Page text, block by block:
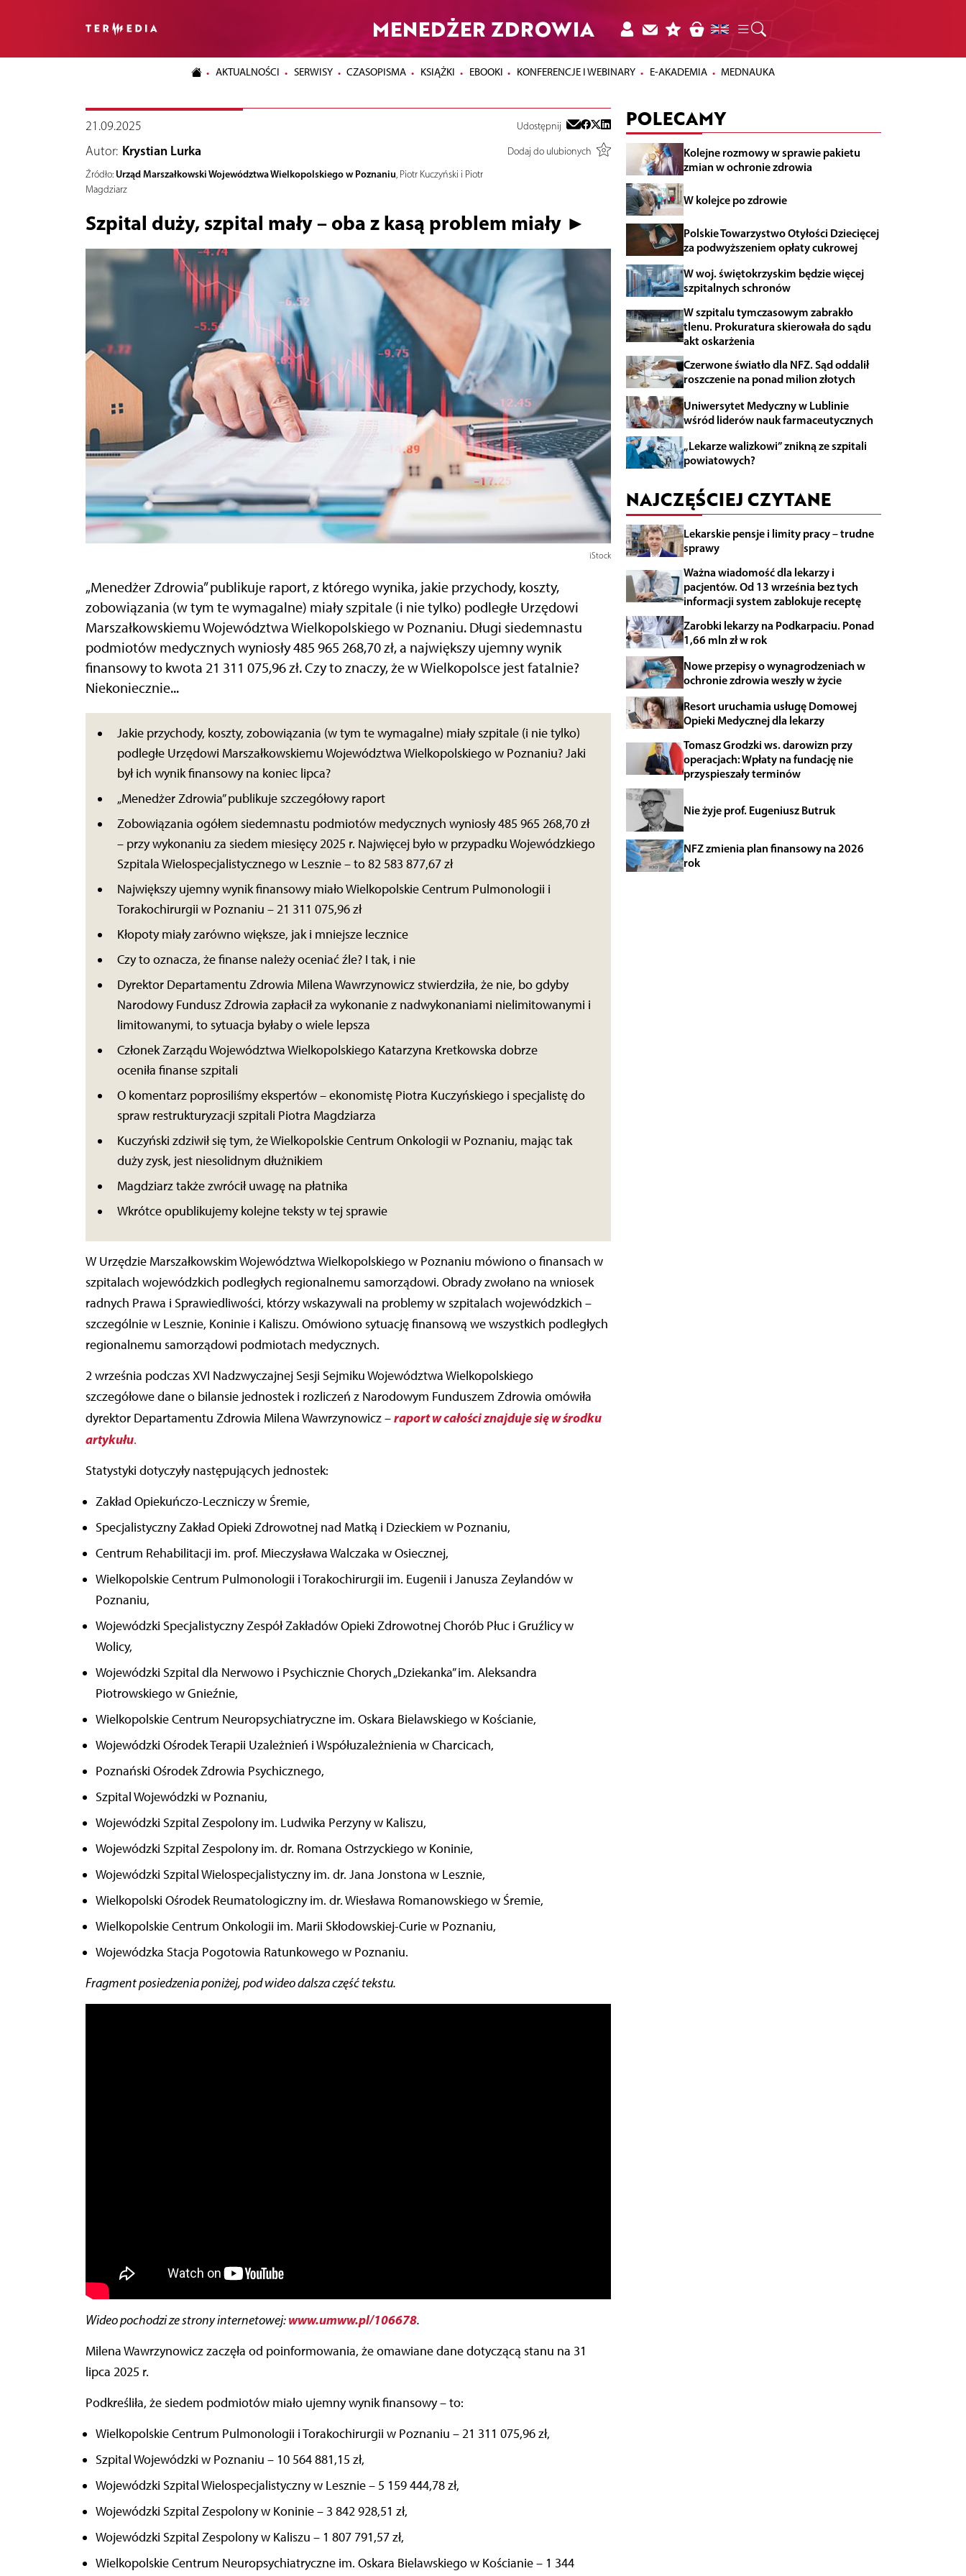
MENEDŻER ZDROWIA
AKTUALNOŚCI SERWISY CZASOPISMA KSIĄŻKI EBOOKI KONFERENCJE I WEBINARY E-AKADEMIA MEDNAUKA
21.09.2025 Udostępnij
Autor: Krystian Lurka
Dodaj do ulubionych
Źródło: Urząd Marszałkowski Województwa Wielkopolskiego w Poznaniu, Piotr Kuczyński i Piotr
Magdziarz
Szpital duży, szpital mały – oba z kasą problem miały ►
iStock
„Menedżer Zdrowia” publikuje raport, z którego wynika, jakie przychody, koszty,
zobowiązania (w tym te wymagalne) miały szpitale (i nie tylko) podległe Urzędowi
Marszałkowskiemu Województwa Wielkopolskiego w Poznaniu. Długi siedemnastu
podmiotów medycznych wyniosły 485 965 268,70 zł, a największy ujemny wynik
finansowy to kwota 21 311 075,96 zł. Czy to znaczy, że w Wielkopolsce jest fatalnie?
Niekoniecznie...
Jakie przychody, koszty, zobowiązania (w tym te wymagalne) miały szpitale (i nie tylko)
podległe Urzędowi Marszałkowskiemu Województwa Wielkopolskiego w Poznaniu? Jaki
był ich wynik finansowy na koniec lipca?
„Menedżer Zdrowia” publikuje szczegółowy raport
Zobowiązania ogółem siedemnastu podmiotów medycznych wyniosły 485 965 268,70 zł
– przy wykonaniu za siedem miesięcy 2025 r. Najwięcej było w przypadku Wojewódzkiego
Szpitala Wielospecjalistycznego w Lesznie – to 82 583 877,67 zł
Największy ujemny wynik finansowy miało Wielkopolskie Centrum Pulmonologii i
Torakochirurgii w Poznaniu – 21 311 075,96 zł
Kłopoty miały zarówno większe, jak i mniejsze lecznice
Czy to oznacza, że finanse należy oceniać źle? I tak, i nie
Dyrektor Departamentu Zdrowia Milena Wawrzynowicz stwierdziła, że nie, bo gdyby
Narodowy Fundusz Zdrowia zapłacił za wykonanie z nadwykonaniami nielimitowanymi i
limitowanymi, to sytuacja byłaby o wiele lepsza
Członek Zarządu Województwa Wielkopolskiego Katarzyna Kretkowska dobrze
oceniła finanse szpitali
O komentarz poprosiliśmy ekspertów – ekonomistę Piotra Kuczyńskiego i specjalistę do
spraw restrukturyzacji szpitali Piotra Magdziarza
Kuczyński zdziwił się tym, że Wielkopolskie Centrum Onkologii w Poznaniu, mając tak
duży zysk, jest niesolidnym dłużnikiem
Magdziarz także zwrócił uwagę na płatnika
Wkrótce opublikujemy kolejne teksty w tej sprawie
W Urzędzie Marszałkowskim Województwa Wielkopolskiego w Poznaniu mówiono o finansach w
szpitalach wojewódzkich podległych regionalnemu samorządowi. Obrady zwołano na wniosek
radnych Prawa i Sprawiedliwości, którzy wskazywali na problemy w szpitalach wojewódzkich –
szczególnie w Lesznie, Koninie i Kaliszu. Omówiono sytuację finansową we wszystkich podległych
regionalnemu samorządowi podmiotach medycznych.
2 września podczas XVI Nadzwyczajnej Sesji Sejmiku Województwa Wielkopolskiego
szczegółowe dane o bilansie jednostek i rozliczeń z Narodowym Funduszem Zdrowia omówiła
dyrektor Departamentu Zdrowia Milena Wawrzynowicz –raport w całości znajduje się w środku
artykułu.
Statystyki dotyczyły następujących jednostek:
Zakład Opiekuńczo-Leczniczy w Śremie,
Specjalistyczny Zakład Opieki Zdrowotnej nad Matką i Dzieckiem w Poznaniu,
Centrum Rehabilitacji im. prof. Mieczysława Walczaka w Osiecznej,
Wielkopolskie Centrum Pulmonologii i Torakochirurgii im. Eugenii i Janusza Zeylandów w
Poznaniu,
Wojewódzki Specjalistyczny Zespół Zakładów Opieki Zdrowotnej Chorób Płuc i Gruźlicy w
Wolicy,
Wojewódzki Szpital dla Nerwowo i Psychicznie Chorych „Dziekanka” im. Aleksandra
Piotrowskiego w Gnieźnie,
Wielkopolskie Centrum Neuropsychiatryczne im. Oskara Bielawskiego w Kościanie,
Wojewódzki Ośrodek Terapii Uzależnień i Współuzależnienia w Charcicach,
Poznański Ośrodek Zdrowia Psychicznego,
Szpital Wojewódzki w Poznaniu,
Wojewódzki Szpital Zespolony im. Ludwika Perzyny w Kaliszu,
Wojewódzki Szpital Zespolony im. dr. Romana Ostrzyckiego w Koninie,
Wojewódzki Szpital Wielospecjalistyczny im. dr. Jana Jonstona w Lesznie,
Wielkopolski Ośrodek Reumatologiczny im. dr. Wiesława Romanowskiego w Śremie,
Wielkopolskie Centrum Onkologii im. Marii Skłodowskiej-Curie w Poznaniu,
Wojewódzka Stacja Pogotowia Ratunkowego w Poznaniu.
Fragment posiedzenia poniżej, pod wideo dalsza część tekstu.
Wideo pochodzi ze strony internetowej:www.umww.pl/106678.
Milena Wawrzynowicz zaczęła od poinformowania, że omawiane dane dotyczącą stanu na 31
lipca 2025 r.
Podkreśliła, że siedem podmiotów miało ujemny wynik finansowy – to:
Wielkopolskie Centrum Pulmonologii i Torakochirurgii w Poznaniu – 21 311 075,96 zł,
Szpital Wojewódzki w Poznaniu – 10 564 881,15 zł,
Wojewódzki Szpital Wielospecjalistyczny w Lesznie – 5 159 444,78 zł,
Wojewódzki Szpital Zespolony w Koninie – 3 842 928,51 zł,
Wojewódzki Szpital Zespolony w Kaliszu – 1 807 791,57 zł,
Wielkopolskie Centrum Neuropsychiatryczne im. Oskara Bielawskiego w Kościanie – 1 344
POLECAMY
Kolejne rozmowy w sprawie pakietu
zmian w ochronie zdrowia
W kolejce po zdrowie
Polskie Towarzystwo Otyłości Dziecięcej
za podwyższeniem opłaty cukrowej
W woj. świętokrzyskim będzie więcej
szpitalnych schronów
W szpitalu tymczasowym zabrakło
tlenu. Prokuratura skierowała do sądu
akt oskarżenia
Czerwone światło dla NFZ. Sąd oddalił
roszczenie na ponad milion złotych
Uniwersytet Medyczny w Lublinie
wśród liderów nauk farmaceutycznych
„Lekarze walizkowi” znikną ze szpitali
powiatowych?
NAJCZĘŚCIEJ CZYTANE
Lekarskie pensje i limity pracy – trudne
sprawy
Ważna wiadomość dla lekarzy i
pacjentów. Od 13 września bez tych
informacji system zablokuje receptę
Zarobki lekarzy na Podkarpaciu. Ponad
1,66 mln zł w rok
Nowe przepisy o wynagrodzeniach w
ochronie zdrowia weszły w życie
Resort uruchamia usługę Domowej
Opieki Medycznej dla lekarzy
Tomasz Grodzki ws. darowizn przy
operacjach: Wpłaty na fundację nie
przyspieszały terminów
Nie żyje prof. Eugeniusz Butruk
NFZ zmienia plan finansowy na 2026
rok